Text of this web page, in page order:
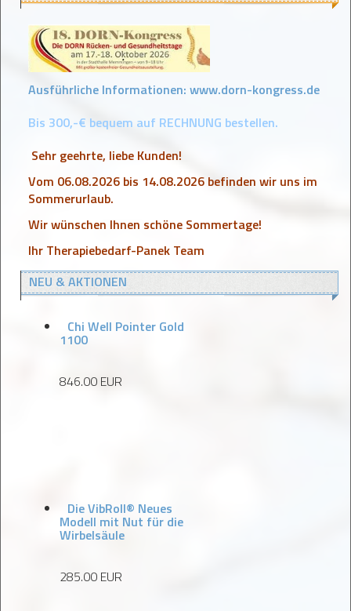
Ausführliche Informationen: www.dorn-kongress.de
Bis 300,-€ bequem auf RECHNUNG bestellen.
Sehr geehrte, liebe Kunden!
Vom 06.08.2026 bis 14.08.2026 befinden wir uns im
Sommerurlaub.
Wir wünschen Ihnen schöne Sommertage!
Ihr Therapiebedarf-Panek Team
NEU & AKTIONEN
Chi Well Pointer Gold
1100
846.00 EUR
Die VibRoll® Neues
Modell mit Nut für die
Wirbelsäule
285.00 EUR